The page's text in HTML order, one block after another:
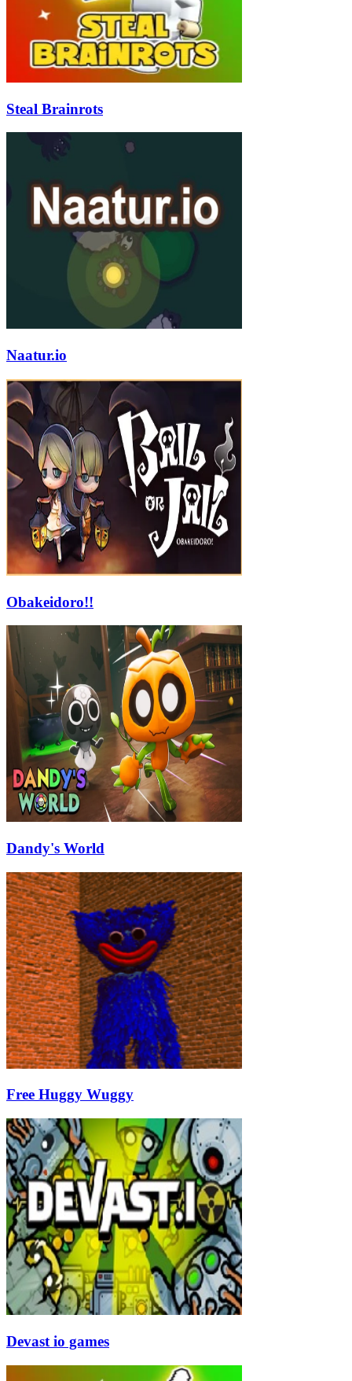
Steal Brainrots
Naatur.io
Obakeidoro!!
Dandy's World
Free Huggy Wuggy
Devast io games